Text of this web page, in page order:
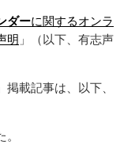
ダーに関するオンラ
明 」（以下、有志声
載記事は、以下、